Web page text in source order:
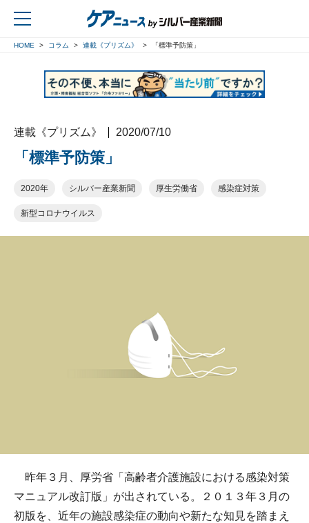
HOME コラム 連載《プリズム》 「標準予防策」
連載《プリズム》 2020/07/10
「標準予防策」
2020年 シルバー産業新聞 厚生労働省 感染症対策
新型コロナウイルス
昨年３月、厚労省「高齢者介護施設における感染対策
マニュアル改訂版」が出されている。２０１３年３月の
初版を、近年の施設感染症の動向や新たな知見を踏まえ